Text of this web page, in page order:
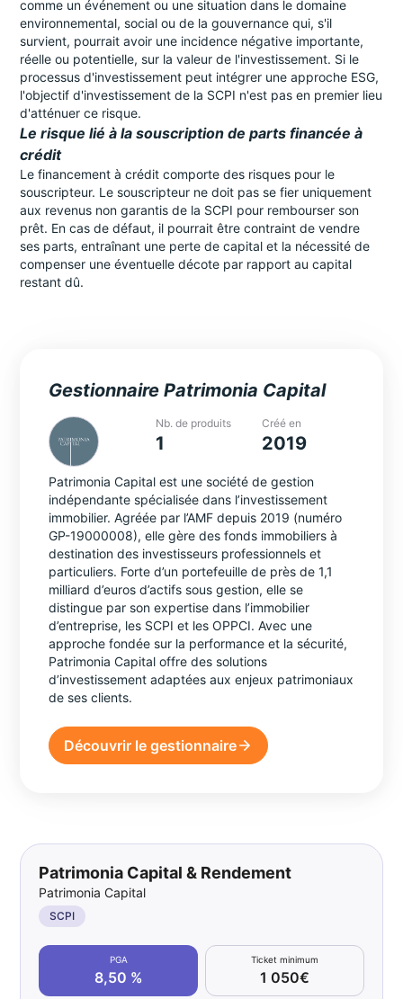
comme un événement ou une situation dans le domaine
environnemental, social ou de la gouvernance qui, s'il
survient, pourrait avoir une incidence négative importante,
réelle ou potentielle, sur la valeur de l'investissement. Si le
processus d'investissement peut intégrer une approche ESG,
l'objectif d'investissement de la SCPI n'est pas en premier lieu
d'atténuer ce risque.
Le risque lié à la souscription de parts financée à
crédit
Le financement à crédit comporte des risques pour le
souscripteur. Le souscripteur ne doit pas se fier uniquement
aux revenus non garantis de la SCPI pour rembourser son
prêt. En cas de défaut, il pourrait être contraint de vendre
ses parts, entraînant une perte de capital et la nécessité de
compenser une éventuelle décote par rapport au capital
restant dû.
Gestionnaire Patrimonia Capital
Nb. de produits
1
Créé en
2019
Patrimonia Capital est une société de gestion
indépendante spécialisée dans l’investissement
immobilier. Agréée par l’AMF depuis 2019 (numéro
GP-19000008), elle gère des fonds immobiliers à
destination des investisseurs professionnels et
particuliers. Forte d’un portefeuille de près de 1,1
milliard d’euros d’actifs sous gestion, elle se
distingue par son expertise dans l’immobilier
d’entreprise, les SCPI et les OPPCI. Avec une
approche fondée sur la performance et la sécurité,
Patrimonia Capital offre des solutions
d’investissement adaptées aux enjeux patrimoniaux
de ses clients.
Découvrir le gestionnaire
Patrimonia Capital & Rendement
Patrimonia Capital
SCPI
PGA
8,50 %
Ticket minimum
1 050€